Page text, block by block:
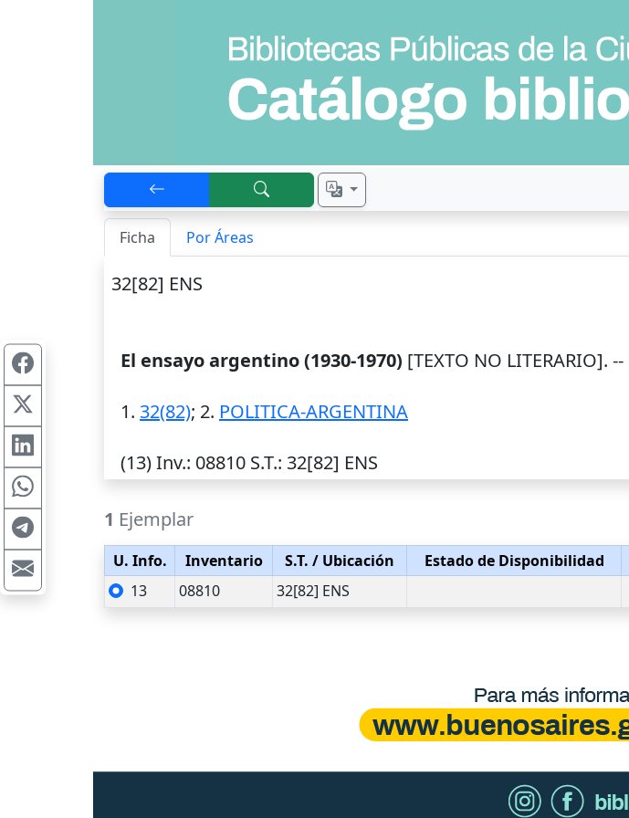
Ficha Por Áreas
32[82] ENS
El ensayo argentino (1930-1970) [TEXTO NO LITERARIO]. --
1. 32(82); 2. POLITICA-ARGENTINA
(13)Inv.: 08810 S.T.: 32[82] ENS
1 Ejemplar
U. Info. Inventario S.T. / Ubicación Estado de Disponibilidad
13
08810 32[82] ENS